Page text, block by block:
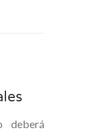
deberá